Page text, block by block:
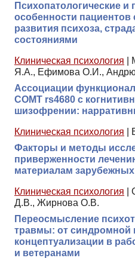
Психопатологические и
особенности
развития психоза,
состояниями
Клиническая психология
Я.А., Ефимова О.И.,
Ассоциации
COMT rs4680 с
шизофрении:
Клиническая психология
Факторы и методы
приверженности
материалам
Клиническая психология
Д.В., Жирнова О.В.
Переосмысление
травмы: от синдромной
концептуализации в
и ветеранами